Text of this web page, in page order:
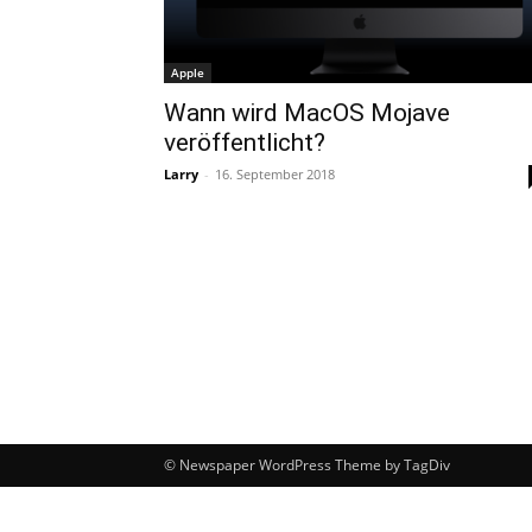
Apple
Wann wird MacOS Mojave
veröffentlicht?
Larry - 16. September 2018
© Newspaper WordPress Theme by TagDiv